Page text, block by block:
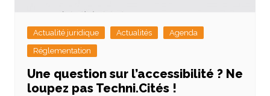
Actualité juridique Actualités
Agenda
Réglementation
Une question sur l’accessibilité ? Ne
loupez pas Techni.Cités !